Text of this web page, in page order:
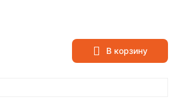
В корзину